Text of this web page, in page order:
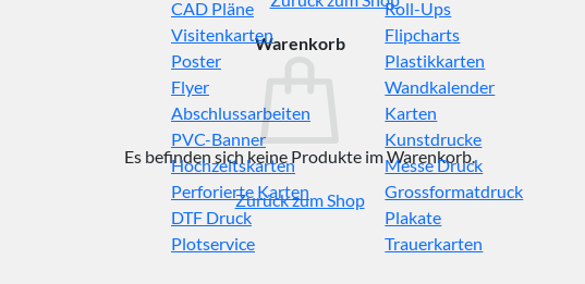
Warenkorb
Es befinden sich keine Produkte im Warenkorb.
Zurück zum Shop
CAD Pläne
Visitenkarten
Poster
Flyer
Abschlussarbeiten
PVC-Banner
Hochzeitskarten
Perforierte Karten
DTF Druck
Plotservice
Roll-Ups
Flipcharts
Plastikkarten
Wandkalender
Karten
Kunstdrucke
Messe Druck
Grossformatdruck
Plakate
Trauerkarten